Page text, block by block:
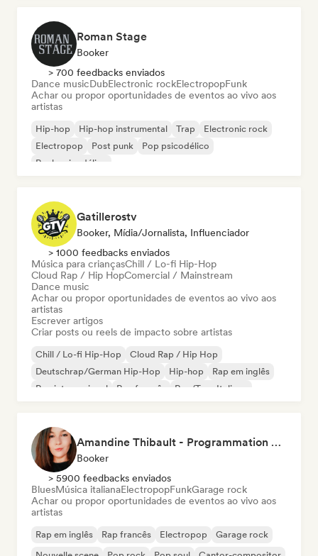
Roman Stage
Booker
> 700 feedbacks enviados
Dance musicDubElectronic rockElectropopFunk
Achar ou propor oportunidades de eventos ao vivo aos
artistas
Hip-hop Hip-hop instrumental Trap
Electronic rock
Electropop
Post punk
Pop psicodélico
Rock psicodélico
Gatillerostv
Booker, Mídia/Jornalista, Influenciador
> 1000 feedbacks enviados
Música para criançasChill / Lo-fi Hip-Hop
Cloud Rap / Hip HopComercial / Mainstream
Dance music
Achar ou propor oportunidades de eventos ao vivo aos
artistas
Escrever artigos
Criar posts ou reels de impacto sobre artistas
Chill / Lo-fi Hip-Hop
Cloud Rap / Hip Hop
Deutschrap/German Hip-Hop
Hip-hop
Rap em inglês
Rap internacional
Rap francês Rap/Trap Italiano
Amandine Thibault - Programmation Concerts SMAC IDF, Booking, Management
Booker
> 5900 feedbacks enviados
BluesMúsica italianaElectropopFunkGarage rock
Achar ou propor oportunidades de eventos ao vivo aos
artistas
Rap em inglês Rap francês Electropop
Garage rock